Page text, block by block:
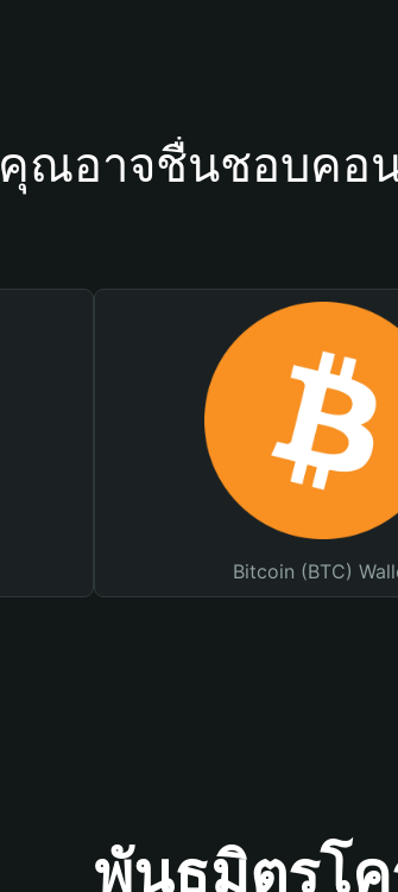
คุณอาจชื่นชอบคอ
Bitcoin (BTC)
พันธมิตรโค